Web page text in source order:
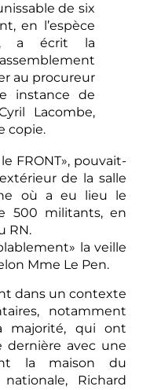
de six
en l’espèce
a écrit la
au procureur
instance de
Lacombe,
copie.
FRONT», pouvait-
de la salle
où a eu lieu le
500 militants, en
RN.
la veille
Mme Le Pen.
dans un contexte
notamment
majorité, qui ont
dernière avec une
la maison du
Richard